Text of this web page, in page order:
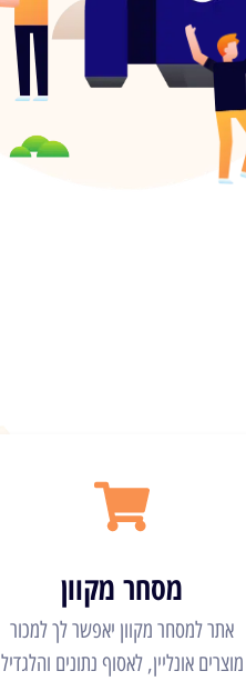
מסחר מקוון
אתר למסחר מקוון יאפשר לך למכור
מוצרים אונליין, לאסוף נתונים והלגדיל